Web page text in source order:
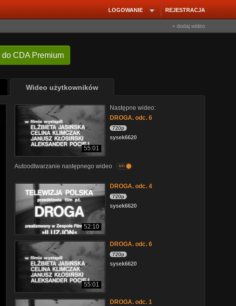
REJESTRACJA
LOGOWANIE
+ dodaj wideo
do CDA Premium
Wideo użytkowników
55:01
Następne wideo:
DROGA. odc. 6
720p
sysek6620
Autoodtwarzanie następnego wideo on
52:10
DROGA. odc. 4
720p
sysek6620
55:01
DROGA. odc. 6
720p
sysek6620
DROGA. odc. 1